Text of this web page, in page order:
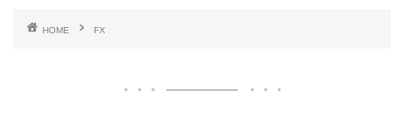
HOME FX